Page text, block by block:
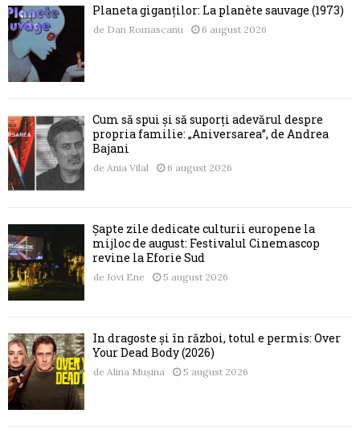
Planeta giganților: La planète sauvage (1973)
de Dan Romascanu 6 august 2026
Cum să spui și să suporți adevărul despre
propria familie: „Aniversarea”, de Andrea
Bajani
de Ania Vilal 6 august 2026
Șapte zile dedicate culturii europene la
mijloc de august: Festivalul Cinemascop
revine la Eforie Sud
de Jovi Ene 5 august 2026
În dragoste și în război, totul e permis: Over
Your Dead Body (2026)
de Alina Mușina 5 august 2026